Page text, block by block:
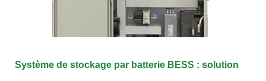
Système de stockage par batterie BESS : solution